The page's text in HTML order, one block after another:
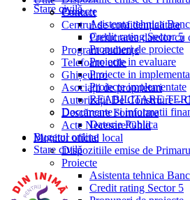
Stare civilă
Proiecte
Asistenta tehnica
Credit rating Sector 5
Propuneri de proiecte
Proiecte in evaluare
Proiecte in
Proiecte implementate
REABILITARE
Documente si informatii
Datorie Publica
Bugetul online
Stare civilă
Contact
Centrul de confidențialitate
Prelucrarea datelor cu
Program audiențe
Telefoane utile
Ghișeul.ro
Asociații de proprietari
Autorizații De Construire –
Descărcare Formulare
Acte Necesare/Ghid
Monitor oficial local
Dispozitiile emise de
Proiecte
Asistenta tehnica
Credit rating Sector 5